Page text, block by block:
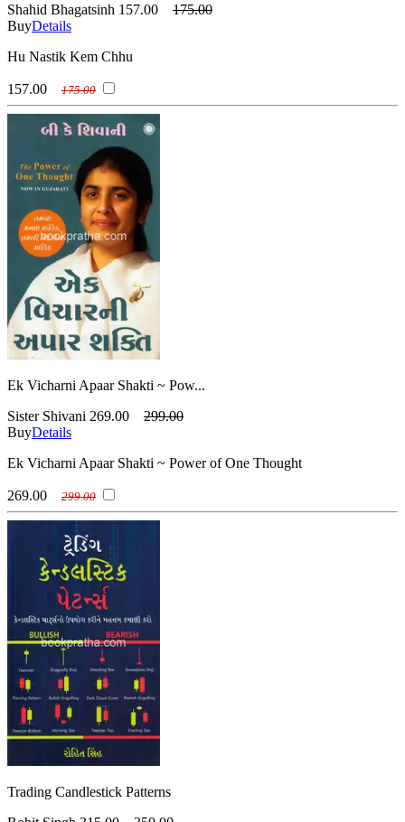
Shahid Bhagatsinh 157.00
175.00
BuyDetails
Hu Nastik Kem Chhu
157.00 175.00
Ek Vicharni Apaar Shakti ~ Pow...
Sister Shivani 269.00
299.00
BuyDetails
Ek Vicharni Apaar Shakti ~ Power of One Thought
269.00 299.00
Trading Candlestick Patterns